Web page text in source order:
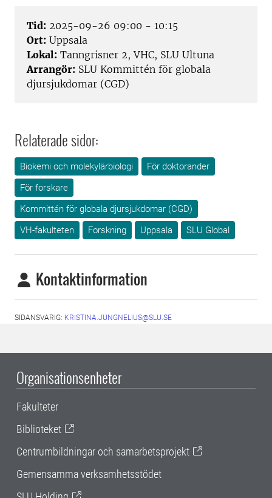
Tid: 2025-09-26 09:00 - 10:15
Ort: Uppsala
Lokal: Tanngrisner 2, VHC, SLU Ultuna
Arrangör: SLU Kommittén för globala
djursjukdomar (CGD)
Relaterade sidor:
Biokemi och molekylärbiologi
För doktorander
För forskare
Kommittén för globala djursjukdomar (CGD)
VH-fakulteten
Forskning Uppsala SLU Global
Kontaktinformation
SIDANSVARIG: KRISTINA.JUNGNELIUS@SLU.SE
Organisationsenheter
Fakulteter
Biblioteket
Centrumbildningar och samarbetsprojekt
Gemensamma verksamhetsstödet